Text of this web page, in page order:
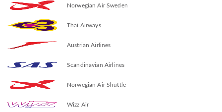
Norwegian Air Sweden
Thai Airways
Austrian Airlines
Scandinavian Airlines
Norwegian Air Shuttle
Wizz Air